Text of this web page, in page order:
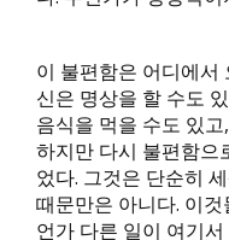
이 불편함은 어디에서
신은 명상을 할 수도
음식을 먹을 수도 있
하지만 다시 불편함으
었다. 그것은 단순히
때문만은 아니다. 이
언가 다른 일이 여기